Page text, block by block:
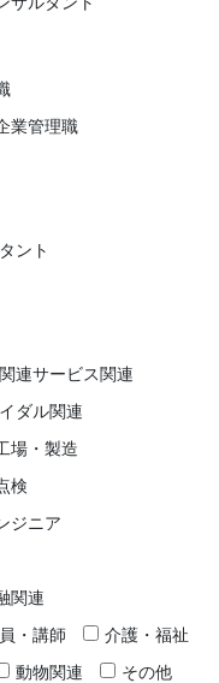
業管理職
ント
連サービス関連
ダル関連
場・製造
検
ジニア
関連
・講師
介護・福祉
動物関連 その他